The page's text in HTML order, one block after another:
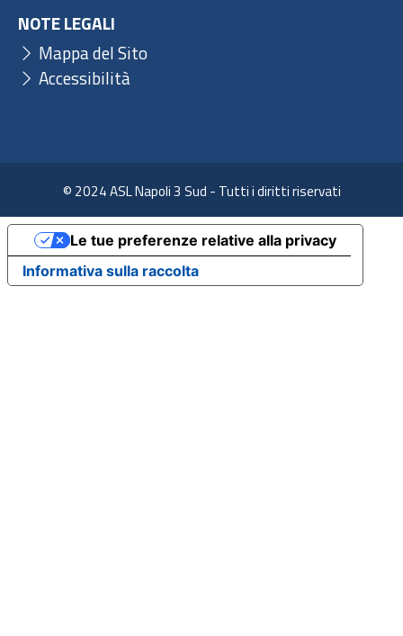
NOTE LEGALI
Mappa del Sito
Accessibilità
© 2024 ASL Napoli 3 Sud - Tutti i diritti riservati
Informativa sulla raccolta
Le tue preferenze relative alla privacy